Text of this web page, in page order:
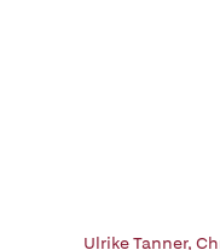
Ulrike Tanner,